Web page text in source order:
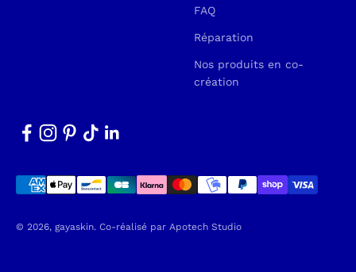
FAQ
Réparation
Nos produits en co-
création
© 2026, gayaskin. Co-réalisé par Apotech Studio